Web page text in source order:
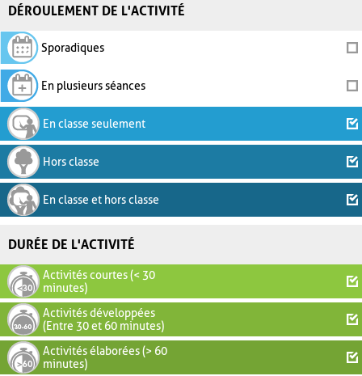
DÉROULEMENT DE L'ACTIVITÉ
Sporadiques
En plusieurs séances
En classe seulement
Hors classe
En classe et hors classe
DURÉE DE L'ACTIVITÉ
Activités courtes (< 30
minutes)
Activités développées
(Entre 30 et 60 minutes)
Activités élaborées (> 60
minutes)